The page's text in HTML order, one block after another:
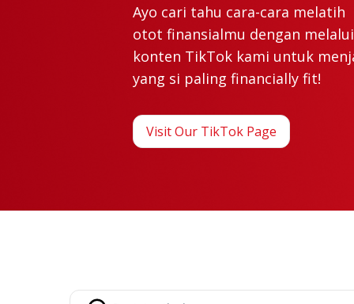
Ayo cari tahu cara-cara melatih
otot finansialmu dengan melalui
konten TikTok kami untuk
yang si paling financially fit!
Visit Our TikTok Page